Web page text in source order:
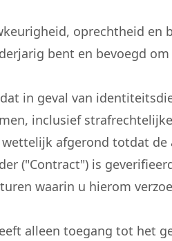
oprechtheid
bent en bevoegd
in geval van
inclusief
afgerond totdat
("Contract") is
waarin u hierom
alleen toegang tot het